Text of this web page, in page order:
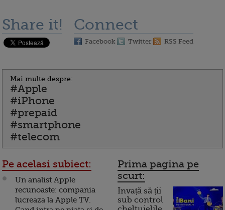
Share it! Connect
Facebook Twitter RSS Feed
Mai multe despre:
#Apple
#iPhone
#prepaid
#smartphone
#telecom
Pe acelasi subiect:
Un analist Apple
recunoaste: compania
lucreaza la Apple TV.
Prima pagina pe
scurt:
Invață să ții
sub control